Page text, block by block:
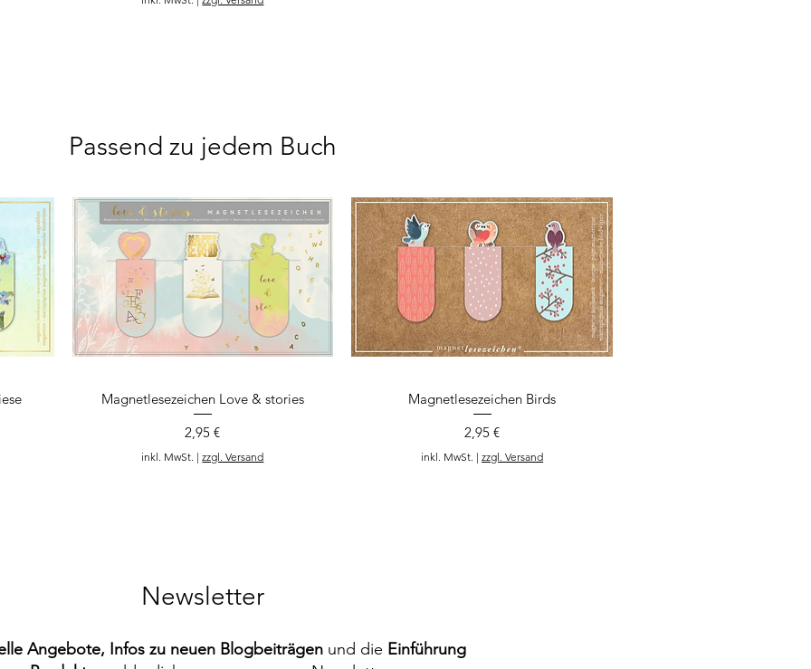
Passend zu jedem Buch
Magnetlesezeichen Love & stories
Preis
2,95 €
inkl. MwSt. |zzgl. Versand
Magnetlesezeichen Birds
Preis
2,95 €
inkl. MwSt. |zzgl. Versand
Newsletter
Angebote, Infos zu neuen Blogbeiträgen und die Einführung